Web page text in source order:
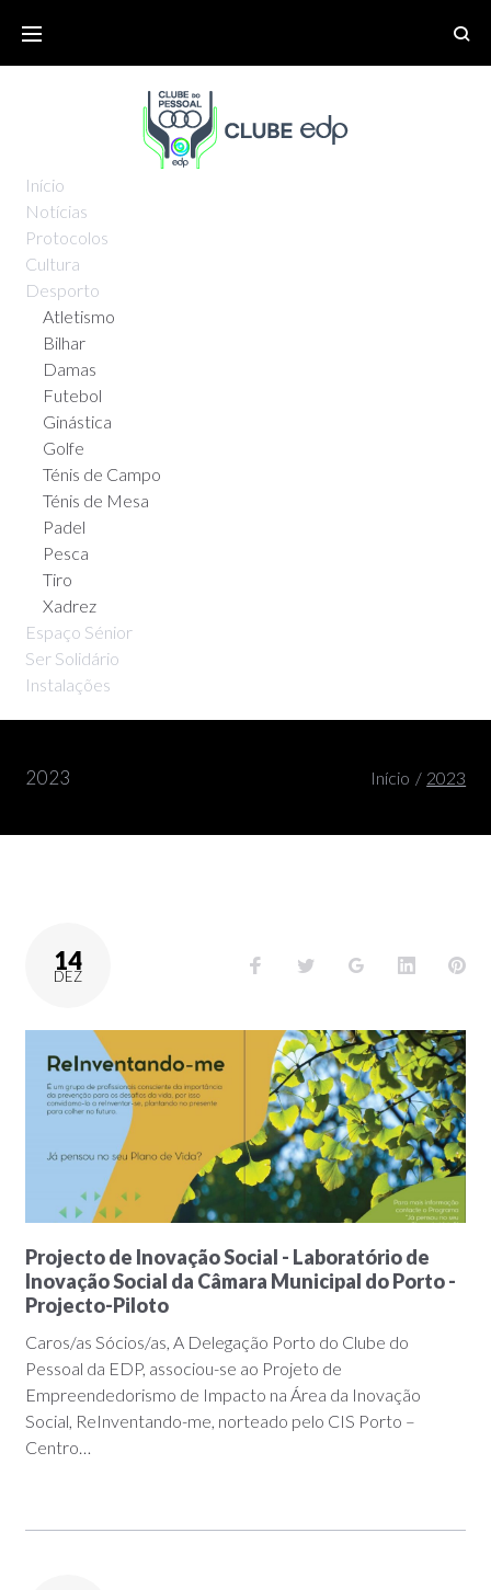
Início
Notícias
Protocolos
Cultura
Desporto
Atletismo
Bilhar
Damas
Futebol
Ginástica
Golfe
Ténis de Campo
Ténis de Mesa
Padel
Pesca
Tiro
Xadrez
Espaço Sénior
Ser Solidário
Instalações
2023 Início / 2023
14
DEZ
Projecto de Inovação Social - Laboratório de
Inovação Social da Câmara Municipal do Porto -
Projecto-Piloto
Caros/as Sócios/as, A Delegação Porto do Clube do
Pessoal da EDP, associou-se ao Projeto de
Empreendedorismo de Impacto na Área da Inovação
Social, ReInventando-me, norteado pelo CIS Porto –
Centro…